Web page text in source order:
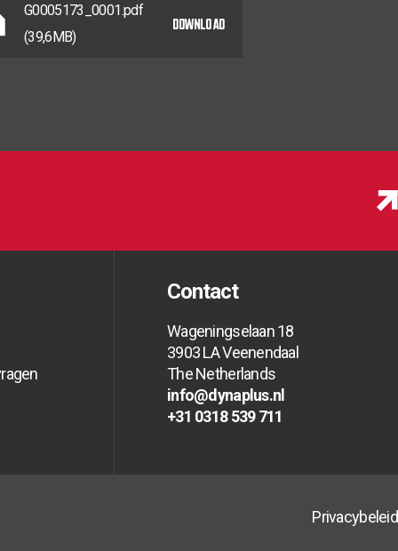
G0005173_0001.pdf
(39,6MB)
DOWNLOAD
Contact
Wageningselaan 18
3903 LA Veenendaal
The Netherlands
info@dynaplus.nl
info@dynaplus.nl
info@dynaplus.nl
+31 0318 539 711
Privacybeleid